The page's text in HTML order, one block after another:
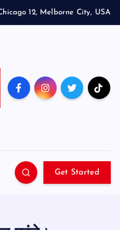
12, Melborne City, USA
Get Started